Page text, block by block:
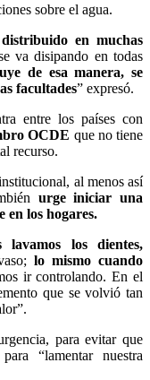
sobre el agua.
en muchas
va disipando en todas
de esa manera, se
facultades” expresó.
entre los países con
OCDE que no tiene
recurso.
al menos así
urge iniciar una
en los hogares.
lavamos los dientes,
lo mismo cuando
ir controlando. En el
que se volvió tan
para evitar que
“lamentar nuestra